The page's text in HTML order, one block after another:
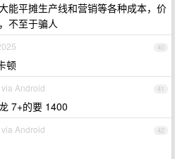
能平摊生产线和营销等各种成本，价
不至于骗人
40
顿
41
Android
7+的要 1400
42
Android